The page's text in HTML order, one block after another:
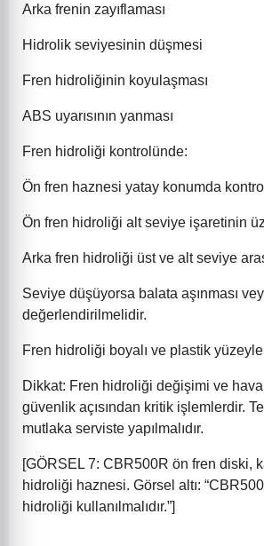
Arka frenin zayıflaması
Hidrolik seviyesinin düşmesi
Fren hidroliğinin koyulaşması
ABS uyarısının yanması
Fren hidroliği kontrolünde:
Ön fren haznesi yatay konumda
Ön fren hidroliği alt seviye işaretinin
Arka fren hidroliği üst ve alt seviye
Seviye düşüyorsa balata aşınması
değerlendirilmelidir.
Fren hidroliği boyalı ve plastik
Dikkat: Fren hidroliği değişimi ve
güvenlik açısından kritik işlemlerdir.
mutlaka serviste yapılmalıdır.
[GÖRSEL 7: CBR500R ön fren diski,
hidroliği haznesi. Görsel altı:
hidroliği kullanılmalıdır.”]